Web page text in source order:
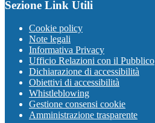
Sezione Link Utili
Cookie policy
Note legali
Informativa Privacy
Ufficio Relazioni con il Pubblico
Dichiarazione di accessibilità
Obiettivi di accessibilità
Whistleblowing
Gestione consensi cookie
Amministrazione trasparente